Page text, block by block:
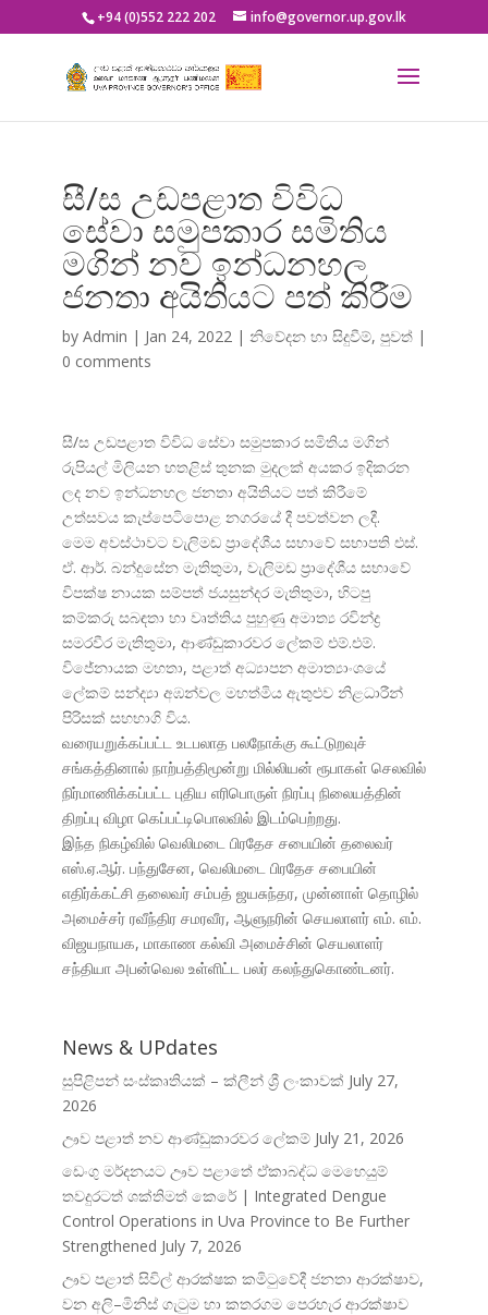
+94 (0)552 222 202 info@governor.up.gov.lk
සී/ස උඩපළාත විවිධ
සේවා සමුපකාර සමිතිය
මගින් නව ඉන්ධනහල
ජනතා අයිතියට පත් කිරීම
by Admin | Jan 24, 2022| නිවේදන හා සිදුවීම්, පුවත්|
0 comments
සී/ස උඩපළාත විවිධ සේවා සමුපකාර සමිතිය මගින්
රුපියල් මිලියන හතළිස් තුනක මුදලක් අයකර ඉදිකරන
ලද නව ඉන්ධනහල ජනතා අයිතියට පත් කිරීමේ
උත්සවය කැප්පෙටිපොළ නගරයේ දී පවත්වන ලදී.
මෙම අවස්ථාවට වැලිමඩ ප්රාදේශීය සභාවේ සභාපති එස්.
ඒ. ආර්. බන්දුසේන මැතිතුමා, වැලිමඩ ප්රාදේශීය සභාවේ
විපක්ෂ නායක සම්පත් ජයසුන්දර මැතිතුමා, හිටපු
කම්කරු සබඳතා හා වෘත්තිය පුහුණු අමාත්ය රවින්ද්ර
සමරවීර මැතිතුමා, ආණ්ඩුකාරවර ලේකම් එම්.එම්.
විජේනායක මහතා, පළාත් අධ්යාපන අමාත්යාංශයේ
ලේකම් සන්ද් යා අඹන්වල මහත්මිය ඇතුළුව නිළධාරීන්
පිරිසක් සහභාගි විය.
வரையறுக்கப்பட்ட உடபலாத பலநோக்கு கூட்டுறவுச்
சங்கத்தினால் நாற்பத்திமூன்று மில்லியன் ரூபாகள் செலவில்
நிர்மாணிக்கப்பட்ட புதிய எரிபொருள் நிரப்பு நிலையத்தின்
திறப்பு விழா கெப்பட்டிபொலவில் இடம்பெற்றது.
இந்த நிகழ்வில் வெலிமடை பிரதேச சபையின் தலைவர்
எஸ்.ஏ.ஆர். பந்துசேன, வெலிமடை பிரதேச சபையின்
எதிர்க்கட்சி தலைவர் சம்பத் ஜயசுந்தர, முன்னாள் தொழில்
அமைச்சர் ரவீந்திர சமரவீர, ஆளுநரின் செயலாளர் எம். எம்.
விஜயநாயக, மாகாண கல்வி அமைச்சின் செயலாளர்
சந்தியா அபன்வெல உள்ளிட்ட பலர் கலந்துகொண்டனர்.
News & UPdates
සුපිළිපන් සංස්කෘතියක් – ක්ලීන් ශ්‍රී ලංකාවක් July 27,
2026
ඌව පළාත් නව ආණ්ඩුකාරවර ලේකම් July 21, 2026
ඩෙංගු මර්දනයට ඌව පළාතේ ඒකාබද්ධ මෙහෙයුම්
තවදුරටත් ශක්තිමත් කෙරේ | Integrated Dengue
Control Operations in Uva Province to Be Further
Strengthened July 7, 2026
ඌව පළාත් සිවිල් ආරක්ෂක කමිටුවේදී ජනතා ආරක්ෂාව,
වන අලි–මිනිස් ගැටුම හා කතරගම පෙරහැර ආරක්ෂාව